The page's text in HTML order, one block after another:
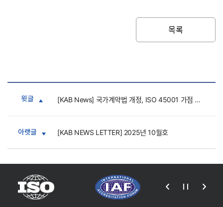
목록
윗글 [KAB News] 국가계약법 개정, ISO 45001 가점 신설
아랫글 [KAB NEWS LETTER] 2025년 10월호